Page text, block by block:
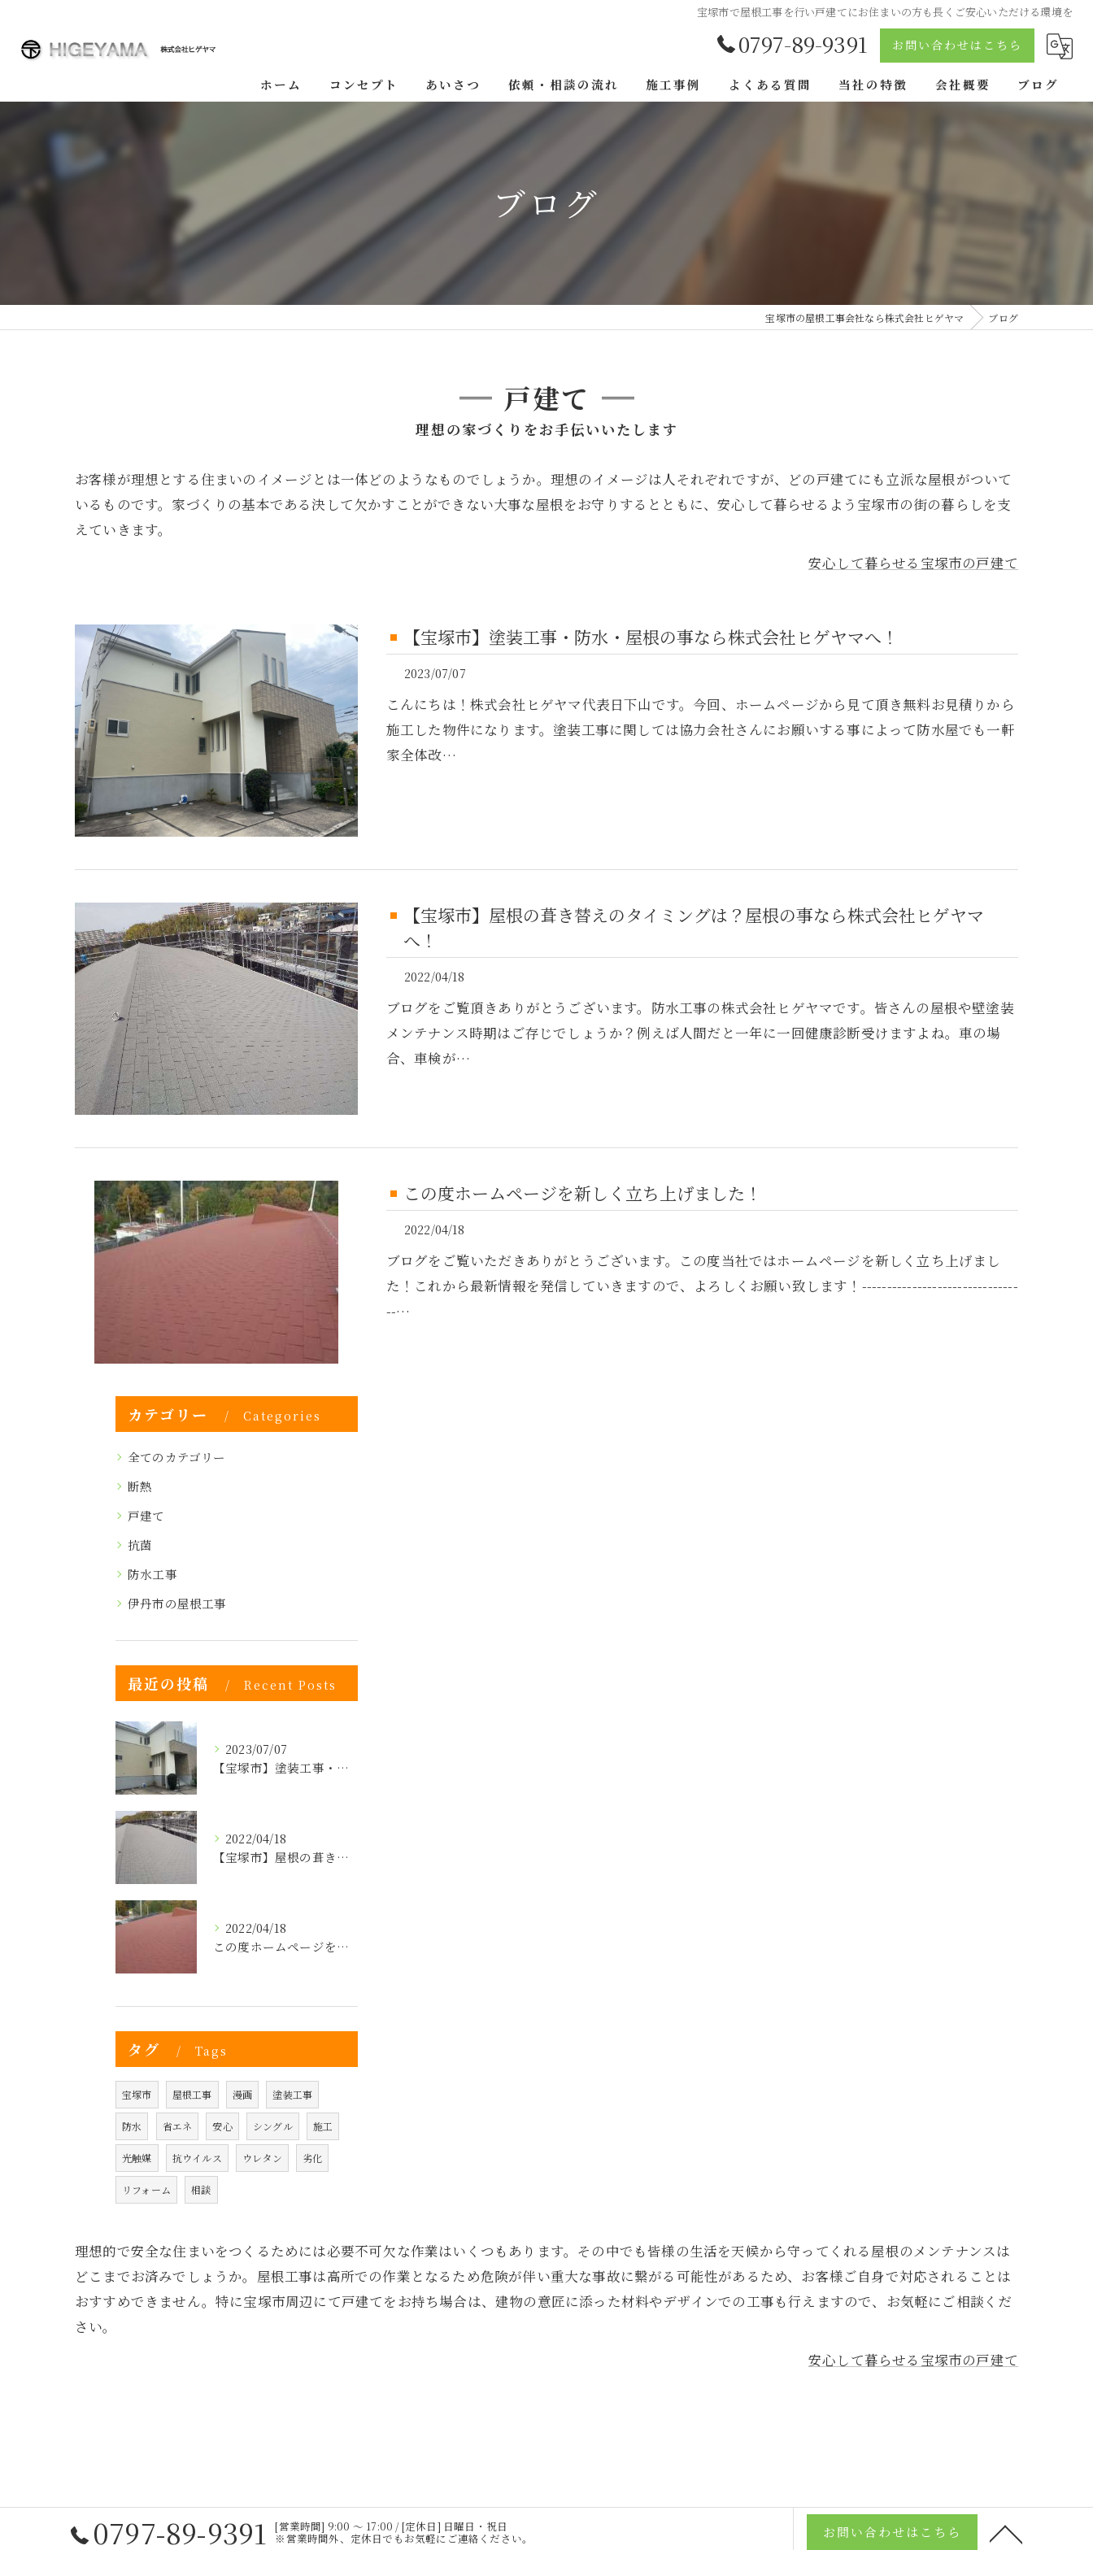
宝塚市で屋根工事を行い戸建てにお住まいの方も長くご安心いただける環境を
0797-89-9391 お問い合わせはこちら
ホーム コンセプト あいさつ 依頼・相談の流れ 施工事例 よくある質問 当社の特徴 会社概要 ブログ
ブログ
宝塚市の屋根工事会社なら株式会社ヒゲヤマ ブログ
戸建て
理想の家づくりをお手伝いいたします
お客様が理想とする住まいのイメージとは一体どのようなものでしょうか。理想のイメージは人それぞれですが、どの戸建てにも立派な屋根がついて
いるものです。家づくりの基本である決して欠かすことができない大事な屋根をお守りするとともに、安心して暮らせるよう宝塚市の街の暮らしを支
えていきます。
安心して暮らせる宝塚市の戸建て
【宝塚市】塗装工事・防水・屋根の事なら株式会社ヒゲヤマへ！
2023/07/07
こんにちは！株式会社ヒゲヤマ代表日下山です。今回、ホームページから見て頂き無料お見積りから
施工した物件になります。塗装工事に関しては協力会社さんにお願いする事によって防水屋でも一軒
家全体改…
【宝塚市】屋根の葺き替えのタイミングは？屋根の事なら株式会社ヒゲヤマ
へ！
2022/04/18
ブログをご覧頂きありがとうございます。防水工事の株式会社ヒゲヤマです。皆さんの屋根や壁塗装
メンテナンス時期はご存じでしょうか？例えば人間だと一年に一回健康診断受けますよね。車の場
合、車検が…
この度ホームページを新しく立ち上げました！
2022/04/18
ブログをご覧いただきありがとうございます。この度当社ではホームページを新しく立ち上げまし
た！これから最新情報を発信していきますので、よろしくお願い致します！-------------------------------
--…
カテゴリー Categories
全てのカテゴリー
断熱
戸建て
抗菌
防水工事
伊丹市の屋根工事
最近の投稿 Recent Posts
2023/07/07
【宝塚市】塗装工事・防水・屋根の事なら株式会社ヒゲヤマへ！
2022/04/18
【宝塚市】屋根の葺き替えのタイミングは？屋根の事なら株式会社ヒゲヤマへ！
2022/04/18
この度ホームページを新しく立ち上げました！
タグ Tags
宝塚市 屋根工事 漫画 塗装工事
防水 省エネ 安心 シングル 施工
光触媒 抗ウイルス ウレタン 劣化
リフォーム 相談
理想的で安全な住まいをつくるためには必要不可欠な作業はいくつもあります。その中でも皆様の生活を天候から守ってくれる屋根のメンテナンスは
どこまでお済みでしょうか。屋根工事は高所での作業となるため危険が伴い重大な事故に繋がる可能性があるため、お客様ご自身で対応されることは
おすすめできません。特に宝塚市周辺にて戸建てをお持ち場合は、建物の意匠に添った材料やデザインでの工事も行えますので、お気軽にご相談くだ
さい。
安心して暮らせる宝塚市の戸建て
0797-89-9391
[営業時間] 9:00 〜 17:00 / [定休日] 日曜日・祝日
※営業時間外、定休日でもお気軽にご連絡ください。
お問い合わせはこちら